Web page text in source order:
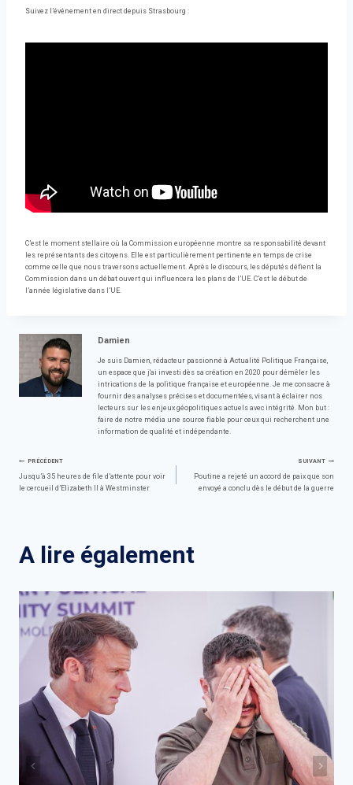
Suivez l’événement en direct depuis Strasbourg :
C’est le moment stellaire où la Commission européenne montre sa responsabilité devant
les représentants des citoyens. Elle est particulièrement pertinente en temps de crise
comme celle que nous traversons actuellement. Après le discours, les députés défient la
Commission dans un débat ouvert qui influencera les plans de l’UE. C’est le début de
l’année législative dans l’UE.
Damien
Je suis Damien, rédacteur passionné à Actualité Politique Française,
un espace que j'ai investi dès sa création en 2020 pour démêler les
intrications de la politique française et européenne. Je me consacre à
fournir des analyses précises et documentées, visant à éclairer nos
lecteurs sur les enjeux géopolitiques actuels avec intégrité. Mon but :
faire de notre média une source fiable pour ceux qui recherchent une
information de qualité et indépendante.
Navigation
PRÉCÉDENT
Jusqu’à 35 heures de file d’attente pour voir
le cercueil d’Elizabeth II à Westminster
SUIVANT
Poutine a rejeté un accord de paix que son
envoyé a conclu dès le début de la guerre
A lire également